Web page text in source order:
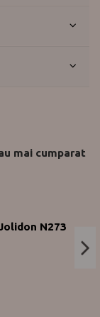
mai cumparat
N273